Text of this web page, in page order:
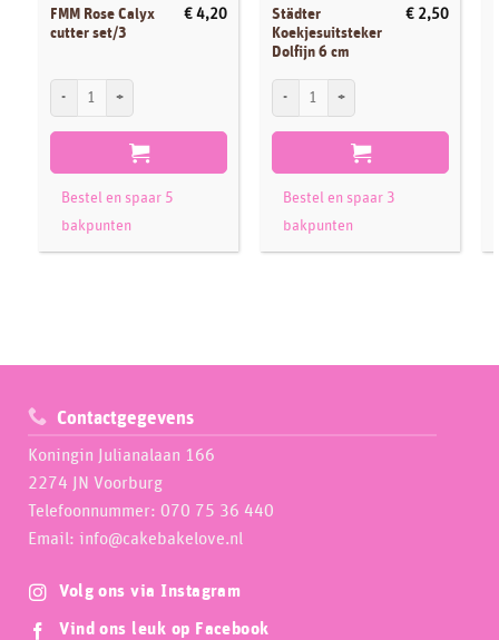
FMM Rose Calyx
cutter set/3
€ 4,20
FMM Rose Calyx cutter set/3 aantal
Bestel en spaar 5
bakpunten
Städter
Koekjesuitsteker
Dolfijn 6 cm
€ 2,50
Städter Koekjesuitsteker Dolfijn 6 cm
Bestel en spaar 3
bakpunten
Contactgegevens
Koningin Julianalaan 166
2274 JN Voorburg
Telefoonnummer: 070 75 36 440
Email: info@cakebakelove.nl
Volg ons via Instagram
Vind ons leuk op Facebook